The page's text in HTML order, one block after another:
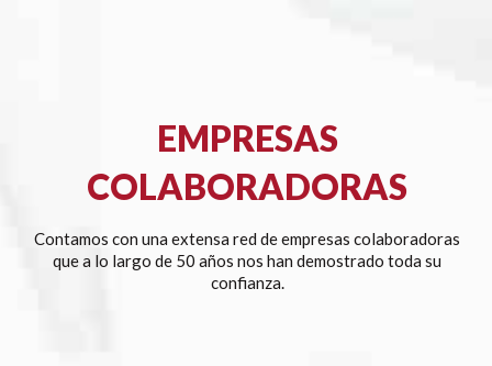
EMPRESAS
COLABORADORAS
Contamos con una extensa red de empresas colaboradoras
que a lo largo de 50 años nos han demostrado toda su
confianza.